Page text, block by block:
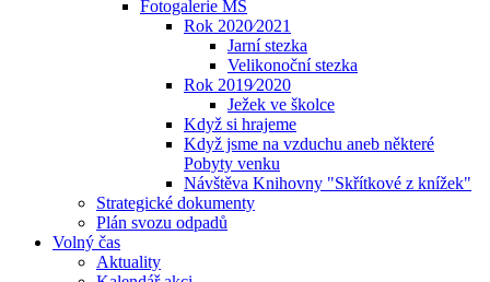
Fotogalerie MŠ
Rok 2020⁄2021
Jarní stezka
Velikonoční stezka
Rok 2019⁄2020
Ježek ve školce
Když si hrajeme
Když jsme na vzduchu aneb některé
Pobyty venku
Návštěva Knihovny "Skřítkové z knížek"
Strategické dokumenty
Plán svozu odpadů
Volný čas
Aktuality